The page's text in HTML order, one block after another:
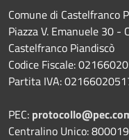
Comune di Castelfranco
Piazza V. Emanuele 30
Castelfranco Piandiscò
Codice Fiscale:
Partita IVA:
PEC:
Centralino Unico: